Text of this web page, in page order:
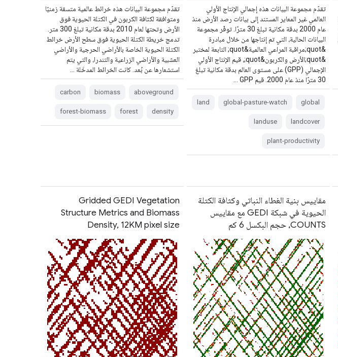
تقدّم مجموعة البيانات هذه إجمالي الإنتاج الأولي
العالمي غير المعاير المستند إلى بيانات رصد الأرض منذ
عام 2000 بدقة مكانية تبلغ 30 مترًا. توفّر مجموعة
البيانات الحالية، التي تم إنتاجها من خلال مبادرة
&quot;مراقبة المراعي العالمية&quot; التابعة لمختبر
&quot;الأرض والكربون&quot;، قيم الإنتاج الأولي
الإجمالي (GPP) على مستوى العالم بدقة مكانية تبلغ
30 مترًا منذ عام 2000. قيم GPP …
global
global-pasture-watch
land
landcover
landuse
plant-productivity
تقدّم مجموعة البيانات هذه خرائط عالمية متسقة زمنيًا
ومتوافقة لكثافة الكربون في الكتلة الحيوية فوق
الأرض وتحتها لعام 2010 بدقة مكانية تبلغ 300 متر.
تدمج خريطة الكتلة الحيوية فوق سطح الأرض خرائط
الكتلة الحيوية الخاصة بالأراضي الحرجية والأراضي
العشبية والأراضي الزراعية والتندرا، والتي يتم
استشعارها عن بُعد. كانت الخرائط المدخَلة …
aboveground
biomass
carbon
density
forest
forest-biomass
مقاييس بنية الغطاء النباتي وكثافة الكتلة
الحيوية في شبكة GEDI مع مقاييس
COUNTS، حجم البكسل 6 كم
Gridded GEDI Vegetation
Structure Metrics and Biomass
Density, 12KM pixel size